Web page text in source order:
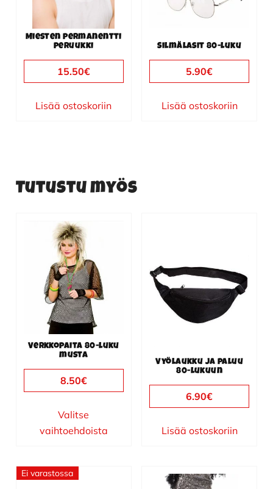
Miesten permanentti
peruukki
15.50€
Lisää ostoskoriin
Silmälasit 80-luku
5.90€
Lisää ostoskoriin
Tutustu myös
Verkkopaita 80-luku
musta
8.50€
Valitse
vaihtoehdoista
tuotteella
useampi
muunnelma.
tehdä
tuotteen
sivulla.
Vyölaukku ja paluu
80-lukuun
6.90€
Lisää ostoskoriin
Ei varastossa
Tällä
Tällä